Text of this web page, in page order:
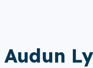
Audun